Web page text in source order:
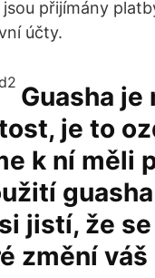
přijímány
účty.
Guasha je
je to
k ní měli
jistí, že
změní